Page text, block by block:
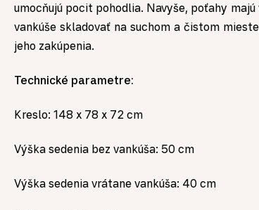
umocňujú pocit pohodlia. Navyše, poťahy
vankúše skladovať na suchom a čistom
jeho zakúpenia.
Technické parametre:
Kreslo: 148 x 78 x 72 cm
Výška sedenia bez vankúša: 50 cm
Výška sedenia vrátane vankúša: 40 cm